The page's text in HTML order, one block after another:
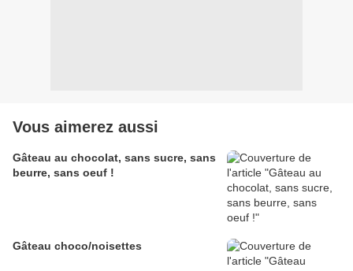
Vous aimerez aussi
Gâteau au chocolat, sans sucre, sans
beurre, sans oeuf !
Gâteau choco/noisettes